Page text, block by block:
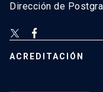
Dirección de
ACREDITACIÓN